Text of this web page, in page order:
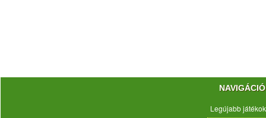
Legújabb játékok